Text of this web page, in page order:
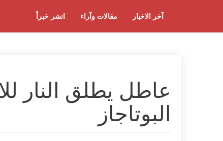
انشر خبراً مقالات وآراء آخر الاخبار
عاطل يطلق النار
البوتاجاز